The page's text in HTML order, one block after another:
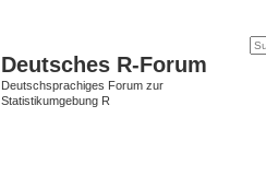
Deutsches R-Forum
Deutschsprachiges Forum zur
Statistikumgebung R